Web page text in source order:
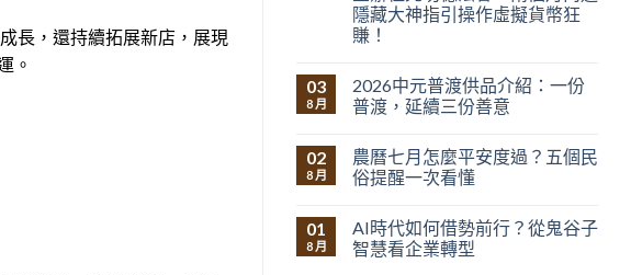
長，還持續拓展新店，展現
。
隱藏大神指引操作虛擬貨幣狂
賺！
03
8 月
2026中元普渡供品介紹：一份
普渡，延續三份善意
02
8 月
農曆七月怎麼平安度過？五個民
俗提醒一次看懂
01
8 月
AI時代如何借勢前行？從鬼谷子
智慧看企業轉型